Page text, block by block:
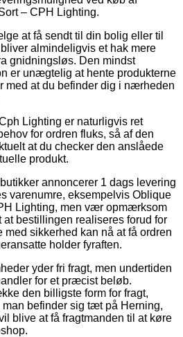
– CPH Lighting.
at få sendt til din bolig eller til
almindeligvis et hak mere
gnidningsløs. Den mindst
er unægtelig at hente produkterne
med at du befinder dig i nærheden
Lighting er naturligvis ret
for ordren fluks, så af den
at du checker den anslåede
produkt.
annoncerer 1 dags levering
varenumre, eksempelvis Oblique
Lighting, men vær opmærksom
at bestillingen realiseres forud for
med sikkerhed kan nå at få ordren
holder fyraften.
yder fri fragt, men undertiden
for et præcist beløb.
den billigste form for fragt,
befinder sig tæt på Herning,
blive at få fragtmanden til at køre